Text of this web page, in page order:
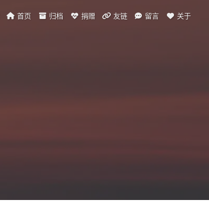
首页 归档 捐赠 友链 留言 关于